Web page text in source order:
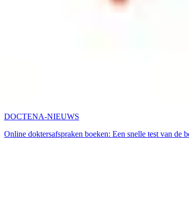
DOCTENA-NIEUWS
Online doktersafspraken boeken: Een snelle test van de